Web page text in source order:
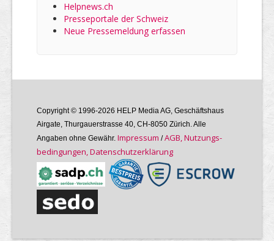
Helpnews.ch
Presseportale der Schweiz
Neue Pressemeldung erfassen
Copyright © 1996-2026 HELP Media AG, Geschäftshaus
Airgate, Thurgauer­strasse 40, CH-8050 Zürich. Alle
Angaben ohne Gewähr. Im­pres­sum /AGB, Nutzungs­
bedin­gungen, Daten­schutz­er­klärung